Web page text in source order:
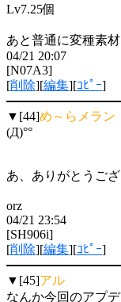
Lv7.25個
あと普通に変種素
04/21 20:07
[N07A3]
[削除][編集][ｺﾋﾟｰ]
▼[44]め～らメラン
(Д)°°
あ、ありがとうご
orz
04/21 23:54
[SH906i]
[削除][編集][ｺﾋﾟｰ]
▼[45]アル
なんか今回のアプ